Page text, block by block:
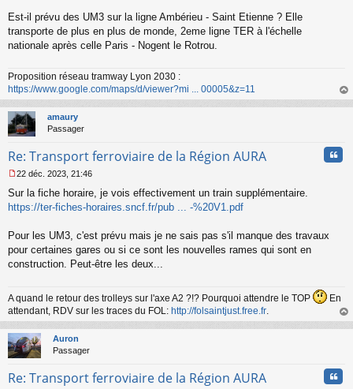
Est-il prévu des UM3 sur la ligne Ambérieu - Saint Etienne ? Elle
transporte de plus en plus de monde, 2eme ligne TER à l'échelle
nationale après celle Paris - Nogent le Rotrou.
Proposition réseau tramway Lyon 2030 :
https://www.google.com/maps/d/viewer?mi ... 00005&z=11
au
amaury
Passager
Re: Transport ferroviaire de la Région AURA
e
s
g
e
n
l
u
22 déc. 2023, 21:46
Sur la fiche horaire, je vois effectivement un train supplémentaire.
https://ter-fiches-horaires.sncf.fr/pub ... -%20V1.pdf
Pour les UM3, c'est prévu mais je ne sais pas s'il manque des travaux
pour certaines gares ou si ce sont les nouvelles rames qui sont en
construction. Peut-être les deux...
A quand le retour des trolleys sur l'axe A2 ?!? Pourquoi attendre le TOP
En
attendant, RDV sur les traces du FOL: http://folsaintjust.free.fr
au
Auron
Passager
Re: Transport ferroviaire de la Région AURA